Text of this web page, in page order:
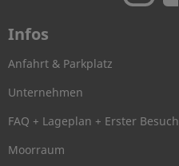
Infos
Anfahrt & Parkplatz
Unternehmen
FAQ + Lageplan + Erster Besuch
Moorraum